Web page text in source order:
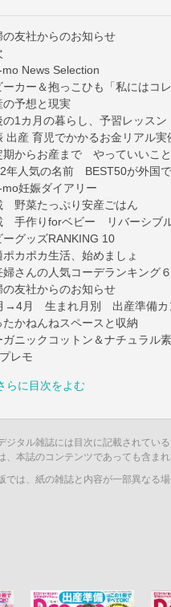
の友社からのお知らせ
mo News Selection
ーカー＆抱っこひも「私にはコレ
の予想と現実
の1カ月の暮らし、予習レッスン
出産 育児でかかるお金リアル
期からお産まで やっていいこ
年人気の名前 BEST50が外国
mo妊娠ダイアリー
野菜たっぷり安産ごはん
手作りforベビー リバーシブ
ーグッズRANKING 10
ポカポカ生活、始めましょ
婦さんの人気コーデランキング６
の友社からのお知らせ
→4月 生まれ月別 出産準備カ
たかねんねスペースと収納
ガニックコットン＆ナチュラル
レモ
らに目次をよむ
ジタル雑誌には目次に記載されてい
、本誌のコンテンツであっても含ま
では、紙の雑誌と内容が一部異なる